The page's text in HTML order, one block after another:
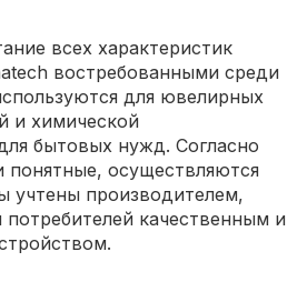
всех характеристик
востребованными среди
для ювелирных
и химической
бытовых нужд. Согласно
понятные, осуществляются
учтены производителем,
качественным и